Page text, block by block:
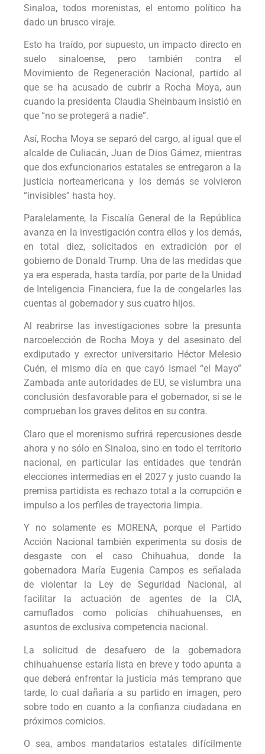
Sinaloa, todos morenistas, el entorno político ha
dado un brusco viraje.
Esto ha traído, por supuesto, un impacto directo en
suelo sinaloense, pero también contra el
Movimiento de Regeneración Nacional, partido al
que se ha acusado de cubrir a Rocha Moya, aun
cuando la presidenta Claudia Sheinbaum insistió en
que “no se protegerá a nadie”.
Así, Rocha Moya se separó del cargo, al igual que el
alcalde de Culiacán, Juan de Dios Gámez, mientras
que dos exfuncionarios estatales se entregaron a la
justicia norteamericana y los demás se volvieron
“invisibles” hasta hoy.
Paralelamente, la Fiscalía General de la República
avanza en la investigación contra ellos y los demás,
en total diez, solicitados en extradición por el
gobierno de Donald Trump. Una de las medidas que
ya era esperada, hasta tardía, por parte de la Unidad
de Inteligencia Financiera, fue la de congelarles las
cuentas al gobernador y sus cuatro hijos.
Al reabrirse las investigaciones sobre la presunta
narcoelección de Rocha Moya y del asesinato del
exdiputado y exrector universitario Héctor Melesio
Cuén, el mismo día en que cayó Ismael “el Mayo”
Zambada ante autoridades de EU, se vislumbra una
conclusión desfavorable para el gobernador, si se le
comprueban los graves delitos en su contra.
Claro que el morenismo sufrirá repercusiones desde
ahora y no sólo en Sinaloa, sino en todo el territorio
nacional, en particular las entidades que tendrán
elecciones intermedias en el 2027 y justo cuando la
premisa partidista es rechazo total a la corrupción e
impulso a los perfiles de trayectoria limpia.
Y no solamente es MORENA, porque el Partido
Acción Nacional también experimenta su dosis de
desgaste con el caso Chihuahua, donde la
gobernadora María Eugenia Campos es señalada
de violentar la Ley de Seguridad Nacional, al
facilitar la actuación de agentes de la CIA,
camuflados como policías chihuahuenses, en
asuntos de exclusiva competencia nacional.
La solicitud de desafuero de la gobernadora
chihuahuense estaría lista en breve y todo apunta a
que deberá enfrentar la justicia más temprano que
tarde, lo cual dañaría a su partido en imagen, pero
sobre todo en cuanto a la confianza ciudadana en
próximos comicios.
O sea, ambos mandatarios estatales difícilmente